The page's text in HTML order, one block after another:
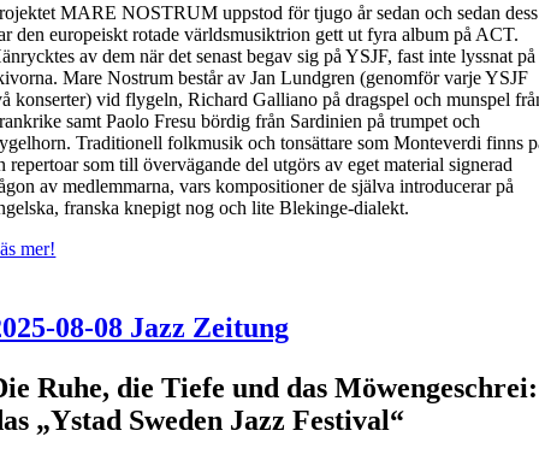
MARE NOSTRUM uppstod för tjugo år sedan och sedan dess
den europeiskt rotade världsmusiktrion gett ut fyra album på ACT.
av dem när det senast begav sig på YSJF, fast inte lyssnat på
Mare Nostrum består av Jan Lundgren (genomför varje YSJF
konserter) vid flygeln, Richard Galliano på dragspel och munspel
samt Paolo Fresu bördig från Sardinien på trumpet och
Traditionell folkmusik och tonsättare som Monteverdi finns
repertoar som till övervägande del utgörs av eget material signerad
av medlemmarna, vars kompositioner de själva introducerar på
franska knepigt nog och lite Blekinge-dialekt.
mer!
08-08 Jazz Zeitung
Ruhe, die Tiefe und das Möwengeschrei:
„Ystad Sweden Jazz Festival“